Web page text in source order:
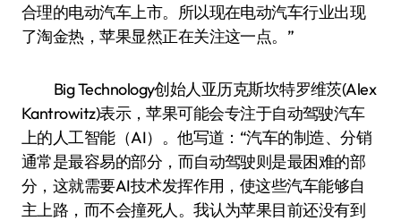
合理的电动汽车上市。所以现在电动汽车行业出现
了淘金热，苹果显然正在关注这一点。”
Big Technology创始人亚历克斯坎特罗维茨(Alex
Kantrowitz)表示，苹果可能会专注于自动驾驶汽车
上的人工智能（AI）。他写道：“汽车的制造、分销
通常是最容易的部分，而自动驾驶则是最困难的部
分，这就需要AI技术发挥作用，使这些汽车能够自
主上路，而不会撞死人。我认为苹果目前还没有到